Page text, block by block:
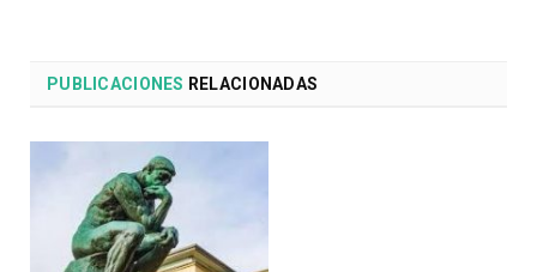
PUBLICACIONES RELACIONADAS